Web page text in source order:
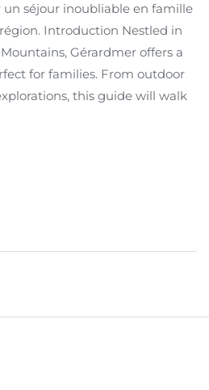
un séjour inoubliable en famille
Introduction Nestled in
Gérardmer offers a
for families. From outdoor
this guide will walk